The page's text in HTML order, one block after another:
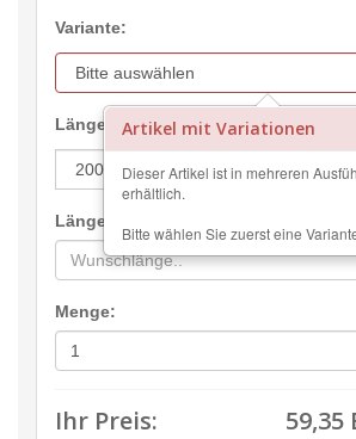
Variante:
Artikel mit Variationen
Dieser Artikel ist in mehreren
erhältlich.
Bitte wählen Sie zuerst eine
Länge in cm:
Längenzuschnitt:
Menge:
Ihr Preis: 59,35